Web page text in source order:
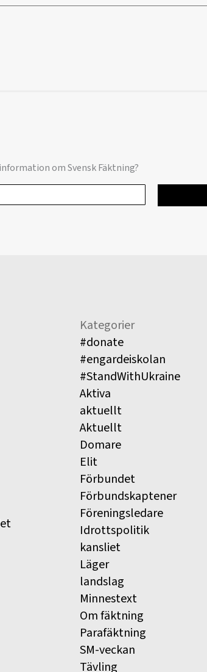
om Svensk Fäktning?
Kategorier
#donate
#engardeiskolan
#StandWithUkraine
Aktiva
aktuellt
Aktuellt
Domare
Elit
Förbundet
Förbundskaptener
Föreningsledare
Idrottspolitik
kansliet
Läger
landslag
Minnestext
Om fäktning
Parafäktning
SM-veckan
Tävling